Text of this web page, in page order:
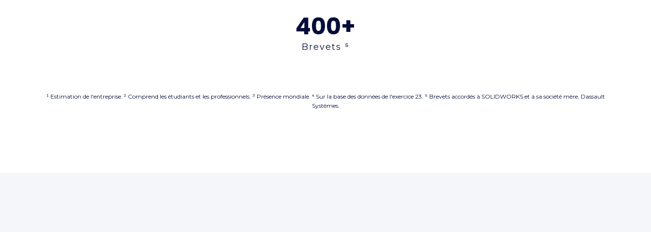
400+
Brevets ⁵
¹ Estimation de l'entreprise. ² Comprend les étudiants et les professionnels. ³ Présence mondiale. ⁴ Sur la base des données de l'exercice 23. ⁵ Brevets accordés à SOLIDWORKS et à sa société mère, Dassault
Systèmes.